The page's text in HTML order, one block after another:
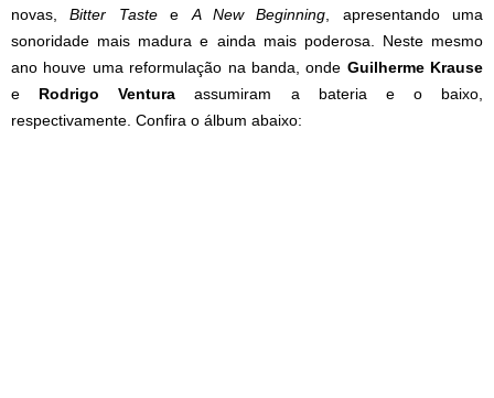
novas,Bitter Tastee A New Beginning , apresentando uma
sonoridade mais madura e ainda mais poderosa. Neste mesmo
ano houve uma reformulação na banda, onde Guilherme Krause
e Rodrigo Ventura assumiram a bateria e o baixo,
respectivamente. Confira o álbum abaixo: